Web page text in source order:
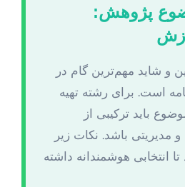
پژوهش:
و شاید مهم‌ترین گام در
است. برای رشته تهیه
باید ترکیبی از
مدیریتی باشد. نکات زیر
انتخابی هوشمندانه داشته